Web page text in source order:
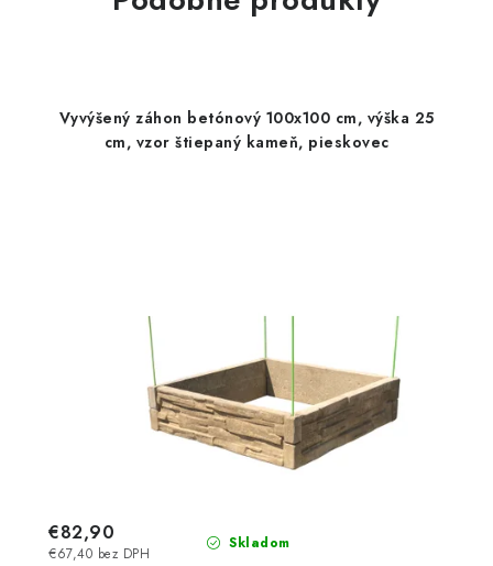
Vyvýšený záhon betónový 100x100 cm, výška 25
cm, vzor štiepaný kameň, pieskovec
Skladom
€67,40 bez DPH
€82,90